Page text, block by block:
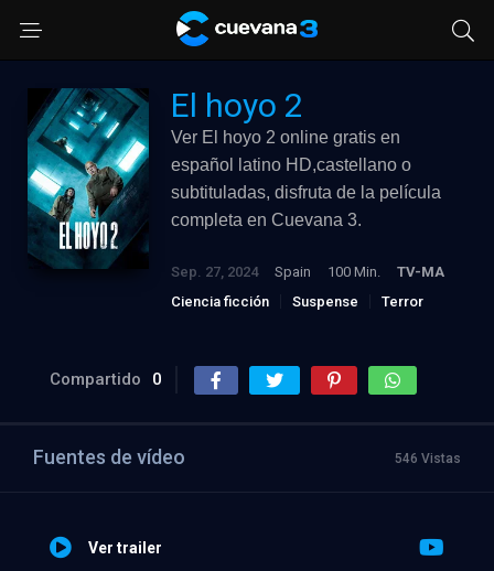
El hoyo 2
Ver El hoyo 2 online gratis en
español latino HD,castellano o
subtituladas, disfruta de la película
completa en Cuevana 3.
Sep. 27, 2024 Spain 100 Min.
TV-MA
Ciencia ficción
Suspense Terror
Compartido 0
Fuentes de vídeo 546 Vistas
Ver trailer